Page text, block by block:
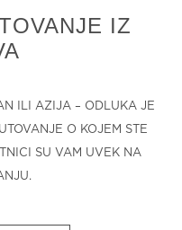
IZ
ILI AZIJA – ODLUKA JE
O KOJEM STE
SU VAM UVEK NA